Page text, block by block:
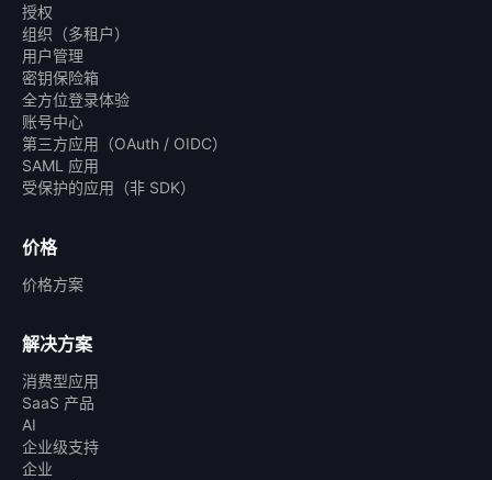
授权
组织（多租户）
用户管理
密钥保险箱
全方位登录体验
账号中心
第三方应用（OAuth / OIDC）
SAML 应用
受保护的应用（非 SDK）
价格
价格方案
解决方案
消费型应用
SaaS 产品
AI
企业级支持
企业